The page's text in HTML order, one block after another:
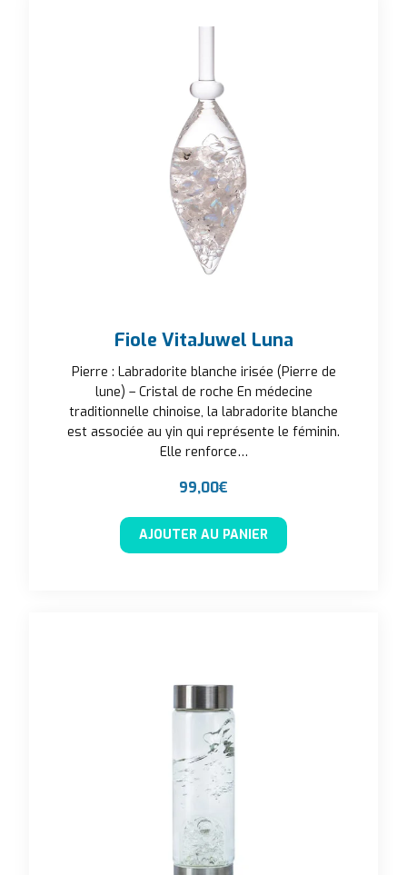
Fiole VitaJuwel Luna
Pierre : Labradorite blanche irisée (Pierre de
lune) – Cristal de roche En médecine
traditionnelle chinoise, la labradorite blanche
est associée au yin qui représente le féminin.
Elle renforce…
99,00€
AJOUTER AU PANIER